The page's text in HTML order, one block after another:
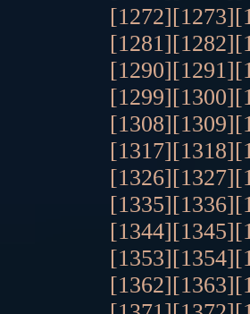
[1272][1273]
[1281][1282]
[1290][1291]
[1299][1300]
[1308][1309]
[1317][1318]
[1326][1327]
[1335][1336]
[1344][1345]
[1353][1354]
[1362][1363]